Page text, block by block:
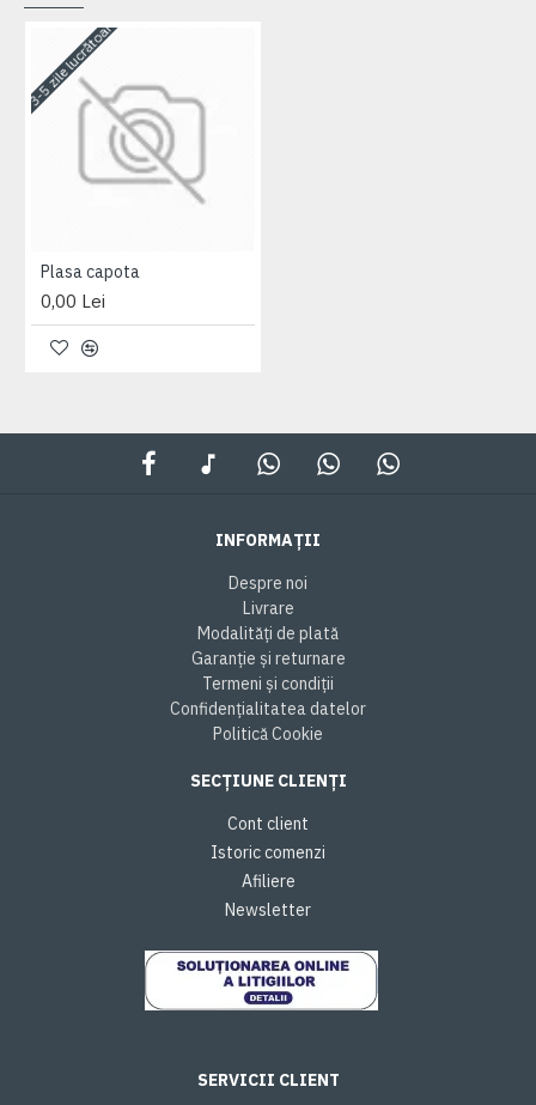
3-5 zile lucrătoare
Plasa capota
0,00 Lei
INFORMAȚII
Despre noi
Livrare
Modalități de plată
Garanție și returnare
Termeni și condiții
Confidențialitatea datelor
Politică Cookie
SECȚIUNE CLIENȚI
Cont client
Istoric comenzi
Afiliere
Newsletter
SERVICII CLIENT